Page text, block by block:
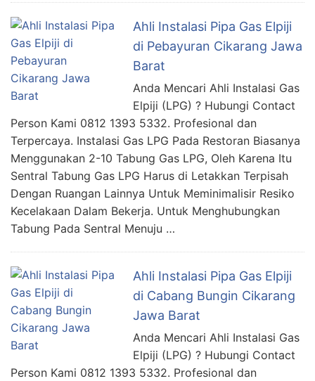
Ahli Instalasi Pipa Gas Elpiji
di Pebayuran Cikarang Jawa
Barat
Anda Mencari Ahli Instalasi Gas
Elpiji (LPG) ? Hubungi Contact
Person Kami 0812 1393 5332. Profesional dan
Terpercaya. Instalasi Gas LPG Pada Restoran Biasanya
Menggunakan 2-10 Tabung Gas LPG, Oleh Karena Itu
Sentral Tabung Gas LPG Harus di Letakkan Terpisah
Dengan Ruangan Lainnya Untuk Meminimalisir Resiko
Kecelakaan Dalam Bekerja. Untuk Menghubungkan
Tabung Pada Sentral Menuju …
Ahli Instalasi Pipa Gas Elpiji
di Cabang Bungin Cikarang
Jawa Barat
Anda Mencari Ahli Instalasi Gas
Elpiji (LPG) ? Hubungi Contact
Person Kami 0812 1393 5332. Profesional dan